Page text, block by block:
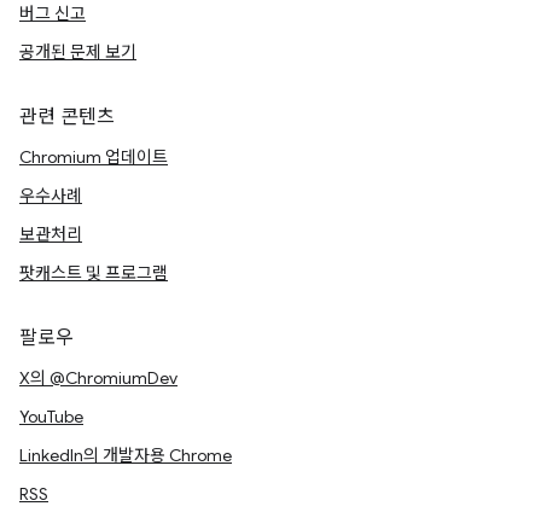
버그 신고
공개된 문제 보기
관련 콘텐츠
Chromium 업데이트
우수사례
보관처리
팟캐스트 및 프로그램
팔로우
X의 @ChromiumDev
YouTube
LinkedIn의 개발자용 Chrome
RSS